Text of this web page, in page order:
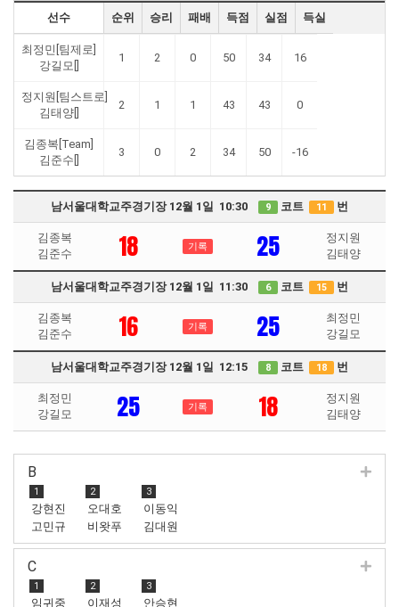
선수 순위 승리 패배 득점 실점 득실
최정민[팀제로]
강길모[]
1 2 0 50 34 16
정지원[팀스트로]
김태양[]
2 1 1 43 43 0
김종복[Team]
김준수[]
3 0 2 34 50 -16
남서울대학교주경기장 12월 1일 10:30 9 코트 11 번
김종복
김준수
18 기록 25
정지원
김태양
남서울대학교주경기장 12월 1일 11:30 6 코트 15 번
김종복
김준수
16 기록 25
최정민
강길모
남서울대학교주경기장 12월 1일 12:15 8 코트 18 번
최정민
강길모
25 기록 18
정지원
김태양
B
1
강현진
고민규
2
오대호
비왓푸
시폴
3
이동익
김대원
C
1
임귀중
2
이재성
3
안승현